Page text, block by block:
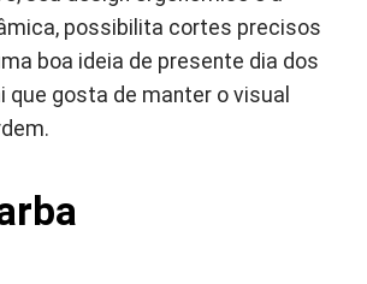
possibilita cortes precisos
boa ideia de presente dia dos
que gosta de manter o visual